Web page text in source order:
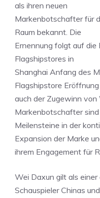
als ihren neuen
Markenbotschafter für
Raum bekannt. Die
Ernennung folgt auf
Flagshipstores in
Shanghai Anfang des
Flagshipstore Eröffnung
auch der Zugewinn von
Markenbotschafter
Meilensteine in der
Expansion der Marke
ihrem Engagement für
Wei Daxun gilt als
Schauspieler Chinas und